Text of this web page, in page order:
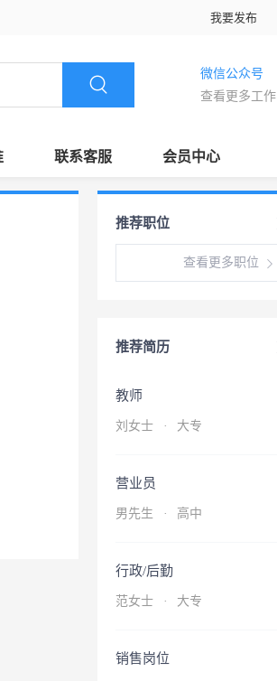
我要发布
微信公众号
查看更多工作
联系客服 会员中心
推荐职位
查看更多职位
推荐简历
教师
刘女士 · 大专
营业员
男先生 · 高中
行政/后勤
范女士 · 大专
销售岗位